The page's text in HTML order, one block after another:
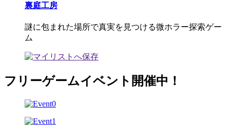
裏庭工房
謎に包まれた場所で真実を見つける微ホラー探索ゲー
ム
フリーゲームイベント開催中！